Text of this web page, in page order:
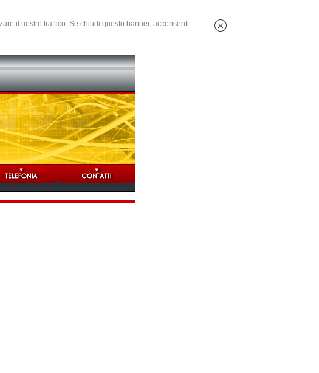
il nostro traffico. Se chiudi questo banner, acconsenti